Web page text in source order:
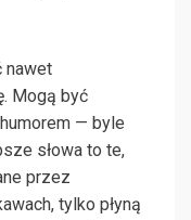
nawet
Mogą być
— byle
słowa to te,
przez
tylko płyną